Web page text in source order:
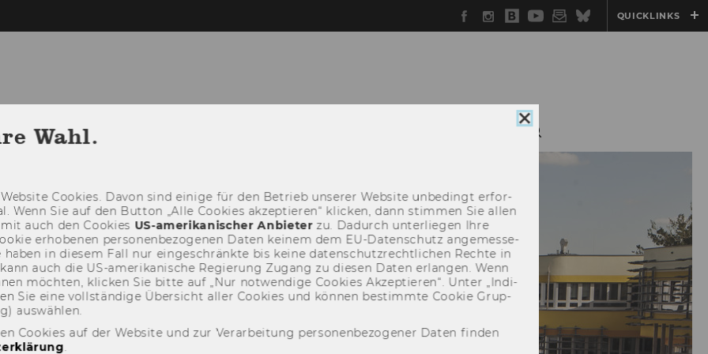
Facebook
Instagram
WU
Blog
YouTube
Newsletter
BlueskyQUICKLINKS
BENÜTZUNG
Cookie
Consent
schließen
Wahl.
Coo­kies. Davon sind ei­ni­ge für den Be­trieb un­se­rer Web­site un­be­dingt er­for­
Wenn Sie auf den But­ton „Alle Coo­kies ak­zep­tie­ren“ kli­cken, dann stim­men Sie allen
auch den Coo­kies US-​amerikanischer An­bie­terzu. Da­durch un­ter­lie­gen Ihre
er­ho­be­nen per­so­nen­be­zo­ge­nen Daten kei­nem dem EU-​Datenschutz an­ge­mes­se­
haben in die­sem Fall nur ein­ge­schränk­te bis keine da­ten­schutz­recht­li­chen Rech­te in
auch die US-​amerikanische Re­gie­rung Zu­gang zu die­sen Daten er­lan­gen. Wenn
möch­ten, kli­cken Sie bitte auf „Nur not­wen­di­ge Coo­kies Ak­zep­tie­ren“. Unter „In­di­
Sie eine voll­stän­di­ge Über­sicht aller Coo­kies und kön­nen be­stimm­te Coo­kie Grup­
aus­wäh­len.
Cookies auf der Website und zur Verarbeitung personenbezogener Daten finden
.